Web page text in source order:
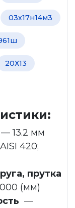
03х17н14м3
20Х13
— 13.2 мм
420;
прутка
(мм)
—